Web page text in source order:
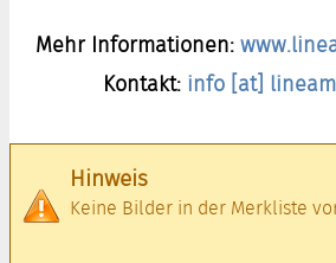
Mehr Informationen:
Kontakt: info [at]
Hinweis
Keine Bilder in der Merkliste